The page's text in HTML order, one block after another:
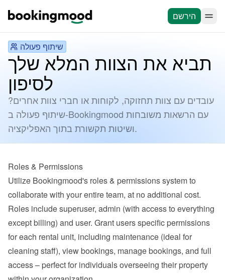
הירשם
שיתוף פעולה
תביא את הצוות המלא שלך
לסיפון
עובדים עם צוות תחזוקה, לקוחות או חברי צוות אחרים?
שיתוף פעולה ב-Bookingmood עם הרשאות משובחות
ושיטות תקשורת בתוך האפליקציה.
Roles & Permissions
Utilize Bookingmood's roles & permissions system to
collaborate with your entire team, at no additional cost.
Roles include superuser, admin (with access to everything
except billing) and user. Grant users specific permissions
for each rental unit, including maintenance (ideal for
cleaning staff), view bookings, manage bookings, and full
access – perfect for individuals overseeing their property